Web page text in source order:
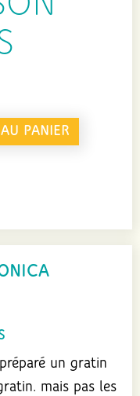
PANIER
un gratin
mais pas les